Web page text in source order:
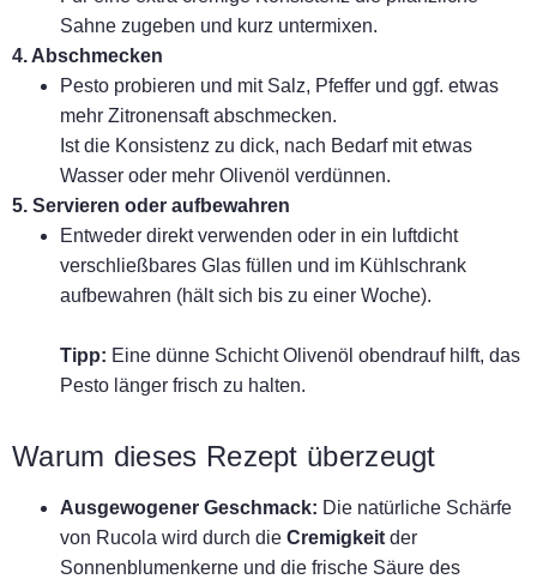
Sahne zugeben und kurz untermixen.
4. Abschmecken
Pesto probieren und mit Salz, Pfeffer und ggf. etwas
mehr Zitronensaft abschmecken.
Ist die Konsistenz zu dick, nach Bedarf mit etwas
Wasser oder mehr Olivenöl verdünnen.
5. Servieren oder aufbewahren
Entweder direkt verwenden oder in ein luftdicht
verschließbares Glas füllen und im Kühlschrank
aufbewahren (hält sich bis zu einer Woche).
Tipp: Eine dünne Schicht Olivenöl obendrauf hilft, das
Pesto länger frisch zu halten.
Warum dieses Rezept überzeugt
Ausgewogener Geschmack: Die natürliche Schärfe
von Rucola wird durch die Cremigkeit der
Sonnenblumenkerne und die frische Säure des